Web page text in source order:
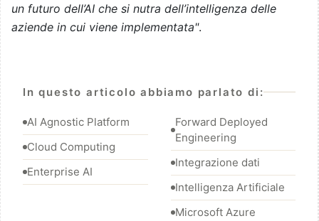
un futuro dell’AI che si nutra dell’intelligenza delle
aziende in cui viene implementata".
In questo articolo abbiamo parlato di:
AI Agnostic Platform
Cloud Computing
Enterprise AI
Forward Deployed
Engineering
Integrazione dati
Intelligenza Artificiale
Microsoft Azure